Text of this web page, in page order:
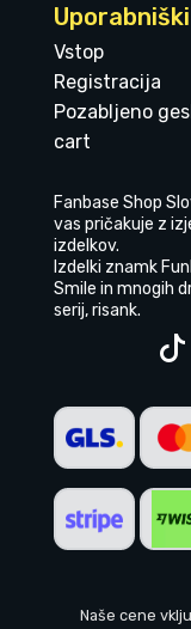
Vstop
Registracija
Pozabljeno
cart
Fanbase Shop
vas pričakuje z
izdelkov.
Izdelki znamk
Smile in mnogih
serij, risank.
Naše cene